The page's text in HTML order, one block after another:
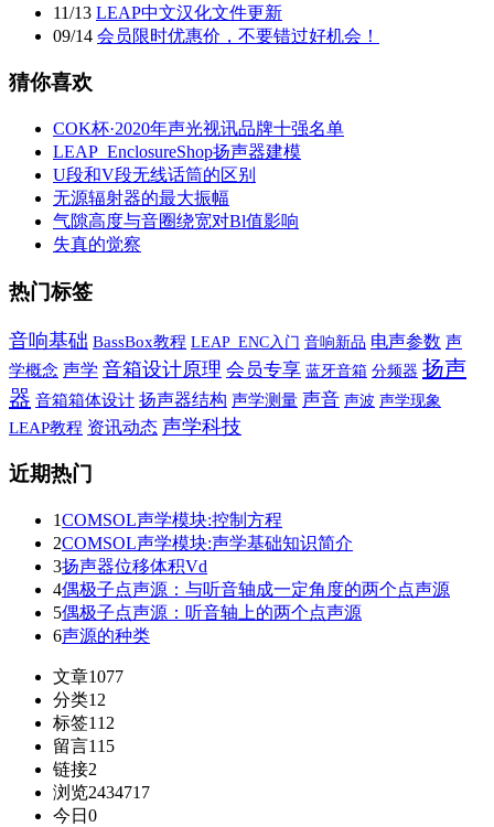
11/13 LEAP中文汉化文件更新
09/14 会员限时优惠价，不要错过好机会！
猜你喜欢
COK杯·2020年声光视讯品牌十强名单
LEAP_EnclosureShop扬声器建模
U段和V段无线话筒的区别
无源辐射器的最大振幅
气隙高度与音圈绕宽对Bl值影响
失真的觉察
热门标签
音响基础 BassBox教程 LEAP_ENC入门 音响新品 电声参数 声
学概念 声学 音箱设计原理 会员专享 蓝牙音箱 分频器 扬声
器 音箱箱体设计 扬声器结构 声学测量 声音 声波 声学现象
LEAP教程 资讯动态 声学科技
近期热门
1COMSOL声学模块:控制方程
2COMSOL声学模块:声学基础知识简介
3扬声器位移体积Vd
4偶极子点声源：与听音轴成一定角度的两个点声源
5偶极子点声源：听音轴上的两个点声源
6声源的种类
文章1077
分类12
标签112
留言115
链接2
浏览2434717
今日 0